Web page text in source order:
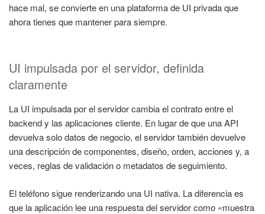
hace mal, se convierte en una plataforma de UI privada que
ahora tienes que mantener para siempre.
UI impulsada por el servidor, definida
claramente
La UI impulsada por el servidor cambia el contrato entre el
backend y las aplicaciones cliente. En lugar de que una API
devuelva solo datos de negocio, el servidor también devuelve
una descripción de componentes, diseño, orden, acciones y, a
veces, reglas de validación o metadatos de seguimiento.
El teléfono sigue renderizando una UI nativa. La diferencia es
que la aplicación lee una respuesta del servidor como «muestra